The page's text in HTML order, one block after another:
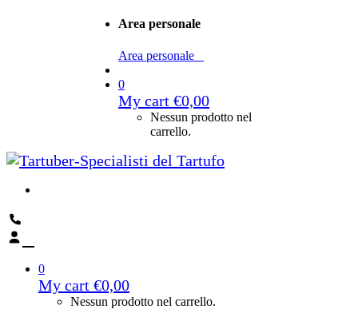
Area personale
Area personale
0
My cart €0,00
Nessun prodotto nel
carrello.
0
My cart €0,00
Nessun prodotto nel carrello.